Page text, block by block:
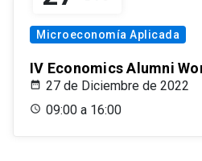
Microeconomía Aplicada
IV Economics Alumni
27 de Diciembre de 2022
09:00 a 16:00